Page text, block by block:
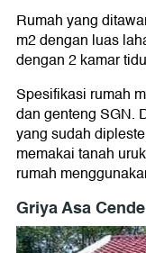
Rumah yang
m2 dengan luas
dengan 2 kamar
Spesifikasi rumah
dan genteng SGN.
yang sudah
memakai tanah
rumah
Griya Asa